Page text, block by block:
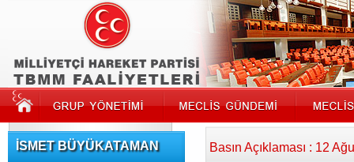
İSMET BÜYÜKATAMAN Basın Açıklaması : 12